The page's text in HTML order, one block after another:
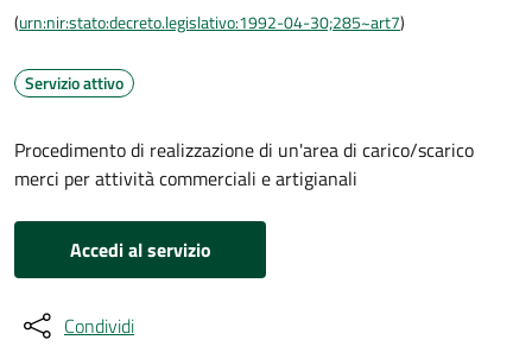
(urn:nir:stato:decreto.legislativo:1992-04-30;285~art7)
Servizio attivo
Procedimento di realizzazione di un'area di carico/scarico
merci per attività commerciali e artigianali
Accedi al servizio
Condividi